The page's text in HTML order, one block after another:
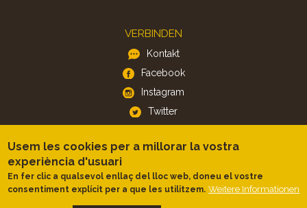
VERBINDEN
Kontakt
Facebook
Instagram
Twitter
APP
iOS
Android
Usem les cookies per a millorar la vostra
experiència d'usuari
En fer clic a qualsevol enllaç del lloc web, doneu el vostre
consentiment explícit per a que les utilitzem. Weitere Informationen